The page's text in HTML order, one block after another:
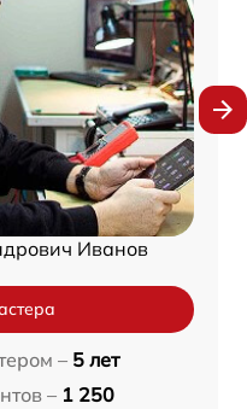
Иванов
– 5 лет
– 1 250